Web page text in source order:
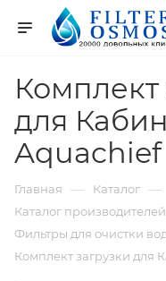
Комплект
для
Aquachief
Главная — Каталог —
Каталог
Фильтры для очистки
Комплект загрузки для